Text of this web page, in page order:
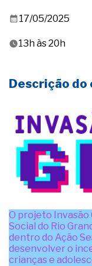
17/05/2025
13h às 20h
Descrição do
O projeto Invasão
Social do Rio
dentro do Ação
desenvolver o
crianças e